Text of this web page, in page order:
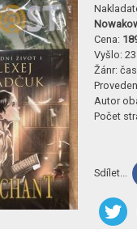
Cena:
Vyšlo:
Žánr:
Autor
Počet
Sdílet...